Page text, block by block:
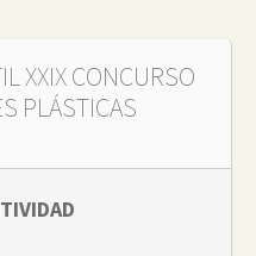
XXIX CONCURSO
PLÁSTICAS